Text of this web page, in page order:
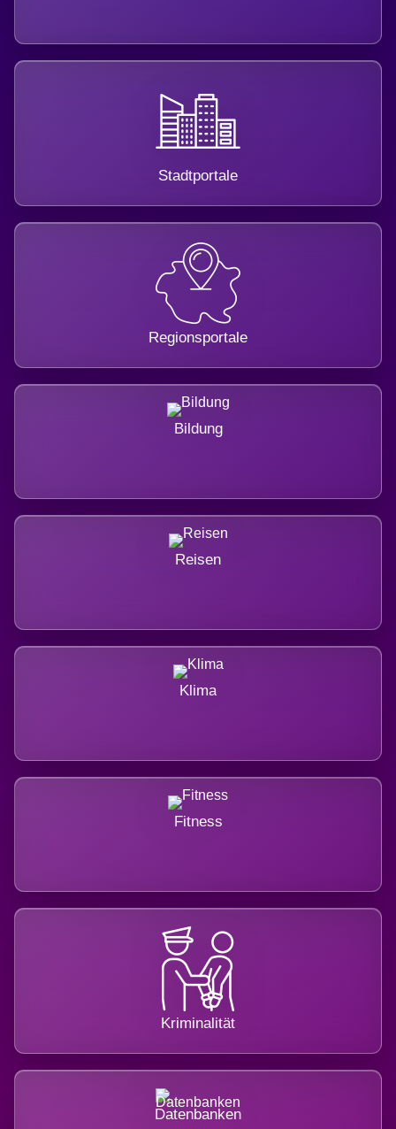
Stadtportale
Regionsportale
Bildung
Reisen
Klima
Fitness
Kriminalität
Datenbanken